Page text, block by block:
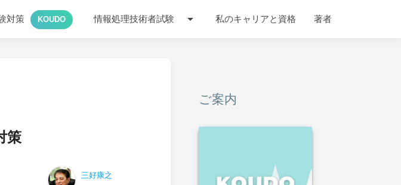
対策 KOUDO 情報処理技術者試験 arrow_drop_down 私のキャリアと資格 著者
策
三好康之
ご案内